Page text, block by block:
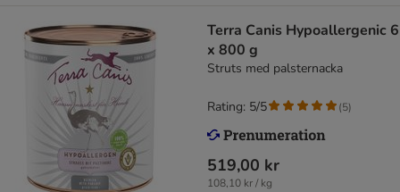
Terra Canis Hypoallergenic 6
x 800 g
Struts med palsternacka
519,00 kr
108,10 kr / kg
Rating: 5/5 (5)